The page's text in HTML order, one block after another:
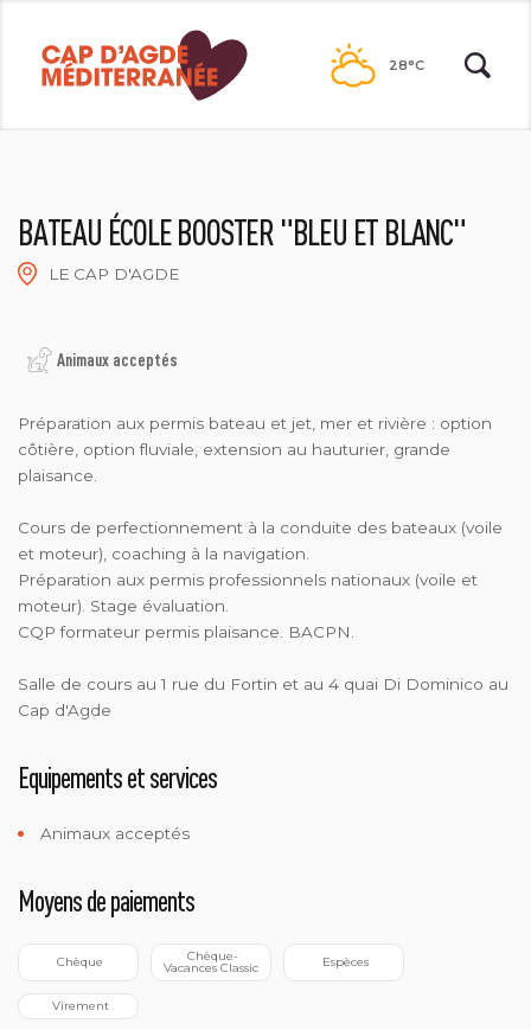
contenu
28°C
BATEAU ÉCOLE BOOSTER "BLEU ET BLANC"
LE CAP D'AGDE
Animaux acceptés
Préparation aux permis bateau et jet, mer et rivière : option
côtière, option fluviale, extension au hauturier, grande
plaisance.
Cours de perfectionnement à la conduite des bateaux (voile
et moteur), coaching à la navigation.
Préparation aux permis professionnels nationaux (voile et
moteur). Stage évaluation.
CQP formateur permis plaisance. BACPN.
Salle de cours au 1 rue du Fortin et au 4 quai Di Dominico au
Cap d'Agde
Equipements et services
Animaux acceptés
Moyens de paiements
Chèque Vacances Classic Espèces
Virement